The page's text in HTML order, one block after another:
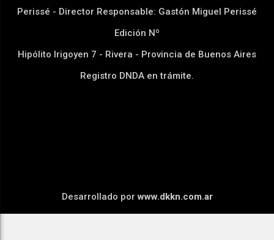
Perissé - Director Responsable: Gastón Miguel Perissé
Edición Nº
Hipólito Irigoyen 7 - Rivera - Provincia de Buenos Aires
Registro DNDA en trámite.